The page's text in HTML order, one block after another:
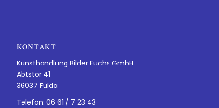
KONTAKT
Kunsthandlung Bilder Fuchs GmbH
Abtstor 41
36037 Fulda
Telefon: 06 61 / 7 23 43